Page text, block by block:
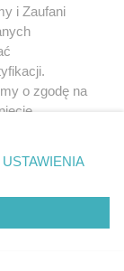
i Zaufani
o zgodę na
prywatności
zgody
takiemu
tylko
USTAWIENIA